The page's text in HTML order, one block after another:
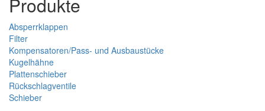
Produkte
Absperrklappen
Filter
Kompensatoren/Pass- und Ausbaustücke
Kugelhähne
Plattenschieber
Rückschlagventile
Schieber